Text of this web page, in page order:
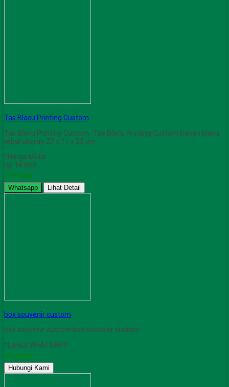
Tas Blacu Printing Custom
Tas Blacu Printing Custom Tas Blacu Printing Custom bahan blacu
tebal ukuran 27 x 11 x 33 cm
*Harga Mulai
Rp 14.860
Tersedia
Whatsapp Lihat Detail
box souvenir custom
box souvenir custom box souvenir custom
*Lanjut WHATSAPP
Tersedia
Hubungi Kami